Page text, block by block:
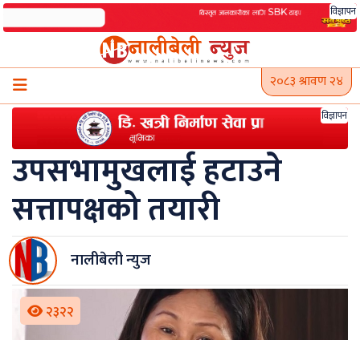
Skip
to
विज्ञापन
२०८३ श्रावण २४
विज्ञापन
उपसभामुखलाई हटाउने
सत्तापक्षको तयारी
नालीबेली न्युज
२३२२